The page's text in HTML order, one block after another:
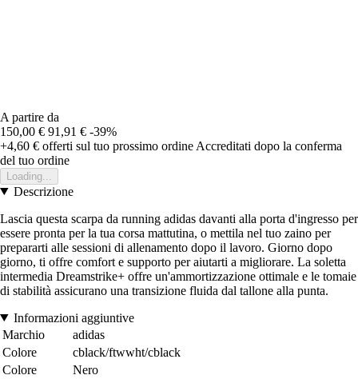
A partire da
150,00 € 91,91 € -39%
+4,60 € offerti sul tuo prossimo ordine Accreditati dopo la conferma
del tuo ordine
Loading...
Descrizione
Lascia questa scarpa da running adidas davanti alla porta d'ingresso per
essere pronta per la tua corsa mattutina, o mettila nel tuo zaino per
prepararti alle sessioni di allenamento dopo il lavoro. Giorno dopo
giorno, ti offre comfort e supporto per aiutarti a migliorare. La soletta
intermedia Dreamstrike+ offre un'ammortizzazione ottimale e le tomaie
di stabilità assicurano una transizione fluida dal tallone alla punta.
Informazioni aggiuntive
Marchio
adidas
Colore
cblack/ftwwht/cblack
Colore
Nero